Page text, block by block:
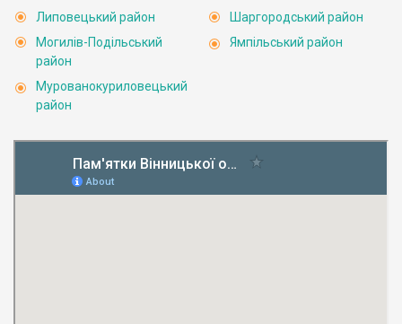
Липовецький район
Могилів-Подільський
район
Мурованокуриловецький
район
Шаргородський район
Ямпільський район